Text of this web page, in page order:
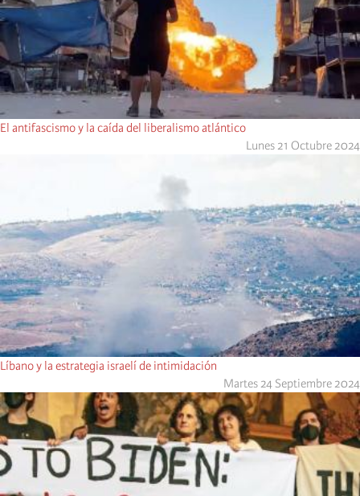
El antifascismo y la caída del liberalismo atlántico
Lunes 21 Octubre 2024
Líbano y la estrategia israelí de intimidación
Martes 24 Septiembre 2024